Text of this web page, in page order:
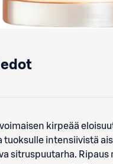
kirpeää
tuoksulle intensiivistä
sitruspuutarha.